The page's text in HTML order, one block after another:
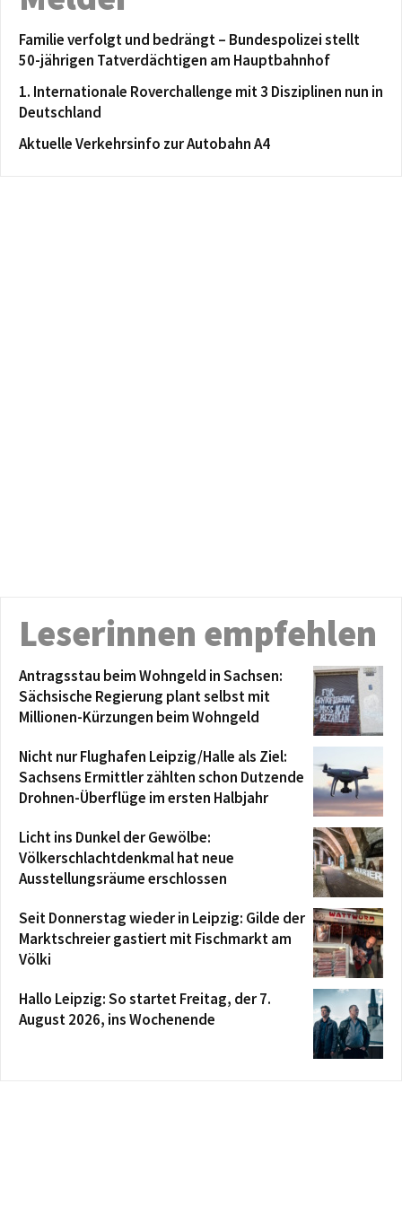
Familie verfolgt und bedrängt – Bundespolizei stellt
50-jährigen Tatverdächtigen am Hauptbahnhof
1. Internationale Roverchallenge mit 3 Disziplinen nun in
Deutschland
Aktuelle Verkehrsinfo zur Autobahn A4
Leserinnen empfehlen
Antragsstau beim Wohngeld in Sachsen:
Sächsische Regierung plant selbst mit
Millionen-Kürzungen beim Wohngeld
Nicht nur Flughafen Leipzig/Halle als Ziel:
Sachsens Ermittler zählten schon Dutzende
Drohnen-Überflüge im ersten Halbjahr
Licht ins Dunkel der Gewölbe:
Völkerschlachtdenkmal hat neue
Ausstellungsräume erschlossen
Seit Donnerstag wieder in Leipzig: Gilde der
Marktschreier gastiert mit Fischmarkt am
Völki
Hallo Leipzig: So startet Freitag, der 7.
August 2026, ins Wochenende